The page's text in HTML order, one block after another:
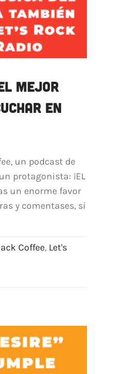
mejor
en
un podcast de
protagonista: ¡EL
un enorme favor
y comentases, si
Coffee, Let's